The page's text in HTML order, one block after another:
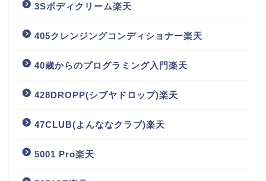
3Sボディクリーム楽天
405クレンジングコンディショナー楽天
40歳からのプログラミング入門楽天
428DROPP(シブヤドロップ)楽天
47CLUB(よんななクラブ)楽天
5001 Pro楽天